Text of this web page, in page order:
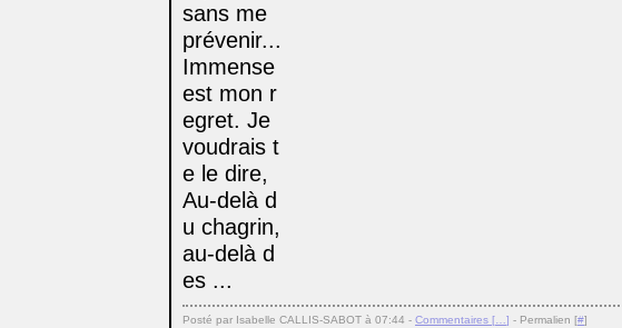
sans me
prévenir...
Immense
est mon r
egret. Je
voudrais t
e le dire,
Au-delà d
u chagrin,
au-delà d
es ...
Posté par Isabelle CALLIS-SABOT à 07:44 - Commentaires [ ] - Permalien [#]